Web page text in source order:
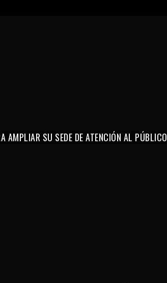
AMPLIAR SU SEDE DE ATENCIÓN AL PÚBLICO